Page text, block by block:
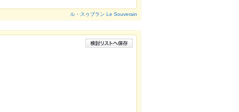
ル・スゥブラン Le Souverain